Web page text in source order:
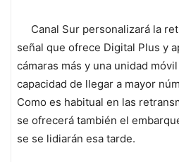
Canal Sur personalizará la
señal que ofrece Digital Plus y
cámaras más y una unidad
capacidad de llegar a mayor
Como es habitual en las
se ofrecerá también el
se se lidiarán esa tarde.